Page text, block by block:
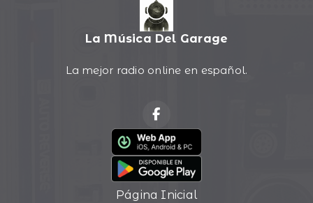
La Música Del Garage
La mejor radio online en español.
Página Inicial